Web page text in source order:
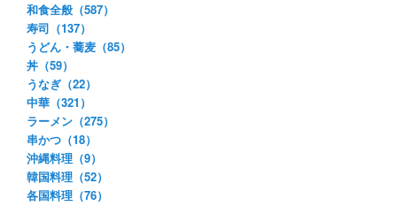
和食全般（587）
寿司（137）
うどん・蕎麦（85）
丼（59）
うなぎ（22）
中華（321）
ラーメン（275）
串かつ（18）
沖縄料理（9）
韓国料理（52）
各国料理（76）